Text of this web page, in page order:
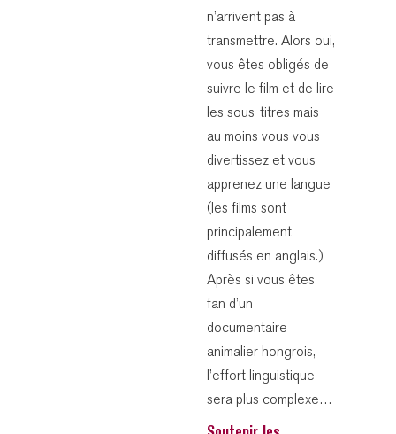
n’arrivent pas à
transmettre. Alors oui,
vous êtes obligés de
suivre le film et de lire
les sous-titres mais
au moins vous vous
divertissez et vous
apprenez une langue
(les films sont
principalement
diffusés en anglais.)
Après si vous êtes
fan d’un
documentaire
animalier hongrois,
l’effort linguistique
sera plus complexe…